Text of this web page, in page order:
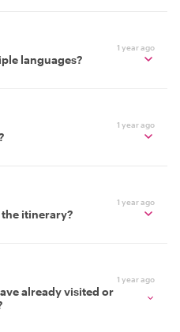
1 year ago
languages?
1 year ago
1 year ago
itinerary?
1 year ago
already visited or